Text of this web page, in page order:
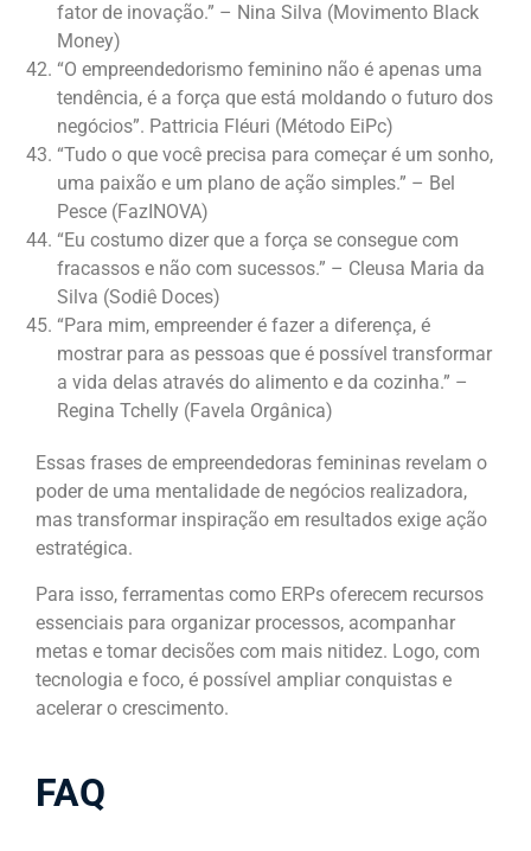
fator de inovação.” – Nina Silva (Movimento Black
Money)
“O empreendedorismo feminino não é apenas uma
tendência, é a força que está moldando o futuro dos
negócios”. Pattricia Fléuri (Método EiPc)
“Tudo o que você precisa para começar é um sonho,
uma paixão e um plano de ação simples.” – Bel
Pesce (FazINOVA)
“Eu costumo dizer que a força se consegue com
fracassos e não com sucessos.” – Cleusa Maria da
Silva (Sodiê Doces)
“Para mim, empreender é fazer a diferença, é
mostrar para as pessoas que é possível transformar
a vida delas através do alimento e da cozinha.” –
Regina Tchelly (Favela Orgânica)
Essas frases de empreendedoras femininas revelam o
poder de uma mentalidade de negócios realizadora,
mas transformar inspiração em resultados exige ação
estratégica.
Para isso, ferramentas como ERPs oferecem recursos
essenciais para organizar processos, acompanhar
metas e tomar decisões com mais nitidez. Logo, com
tecnologia e foco, é possível ampliar conquistas e
acelerar o crescimento.
FAQ